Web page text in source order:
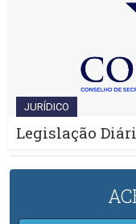
JURÍDICO
Legislação